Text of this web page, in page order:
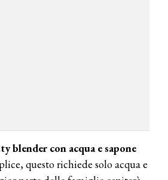
blender con acqua e sapone
questo richiede solo acqua e